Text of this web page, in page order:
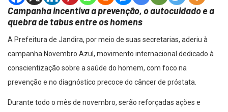
Campanha incentiva a prevenção, o autocuidado e a
quebra de tabus entre os homens
A Prefeitura de Jandira, por meio de suas secretarias, aderiu à
campanha Novembro Azul, movimento internacional dedicado à
conscientização sobre a saúde do homem, com foco na
prevenção e no diagnóstico precoce do câncer de próstata.
Durante todo o mês de novembro, serão reforçadas ações e